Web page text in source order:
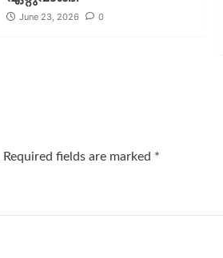
June 23, 2026 0
Required fields are marked *